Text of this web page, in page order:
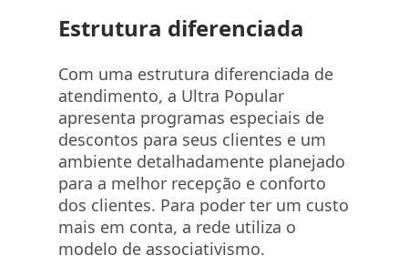
Estrutura diferenciada
Com uma estrutura diferenciada de
atendimento, a Ultra Popular
apresenta programas especiais de
descontos para seus clientes e um
ambiente detalhadamente planejado
para a melhor recepção e conforto
dos clientes. Para poder ter um custo
mais em conta, a rede utiliza o
modelo de associativismo.